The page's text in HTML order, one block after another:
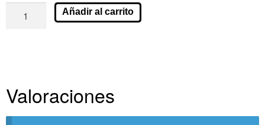
Añadir al carrito
Valoraciones